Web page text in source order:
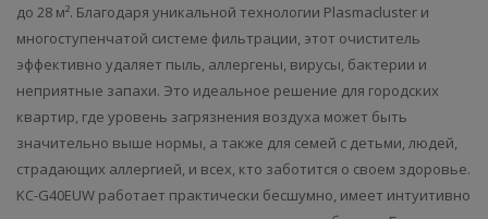
до 28 м². Благодаря уникальной технологии Plasmacluster и
многоступенчатой ​​системе фильтрации, этот очиститель
эффективно удаляет пыль, аллергены, вирусы, бактерии и
неприятные запахи. Это идеальное решение для городских
квартир, где уровень загрязнения воздуха может быть
значительно выше нормы, а также для семей с детьми, людей,
страдающих аллергией, и всех, кто заботится о своем здоровье.
KC-G40EUW работает практически бесшумно, имеет интуитивно